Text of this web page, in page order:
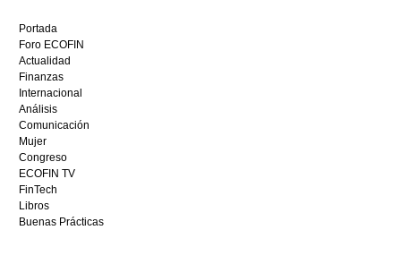
mejor
bono
sin
depósito
casino
en
España,
visita
este
sitio
restaurantedonmauro.es
y
Portada
Foro ECOFIN
Actualidad
Finanzas
Internacional
Análisis
Comunicación
Mujer
Congreso
ECOFIN TV
FinTech
Libros
Buenas Prácticas